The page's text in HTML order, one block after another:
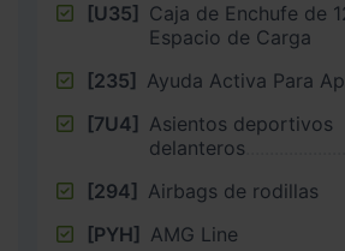
[U35] Caja de Enchufe de
Espacio de Carga
[235] Ayuda Activa Para
[7U4] Asientos deportivos
delanteros
[294] Airbags de rodillas
[PYH] AMG Line